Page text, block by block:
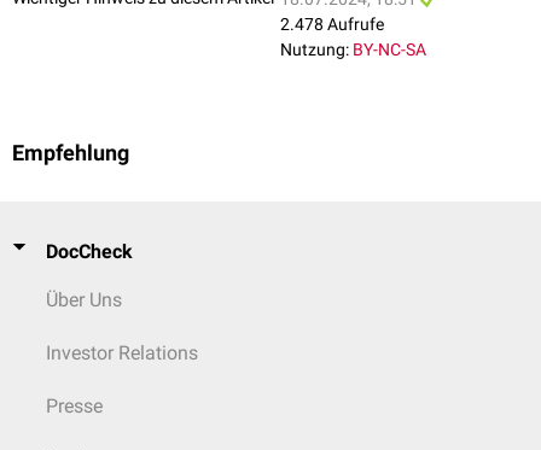
2.478 Aufrufe
Nutzung: BY-NC-SA
Empfehlung
DocCheck
Über Uns
Investor Relations
Presse